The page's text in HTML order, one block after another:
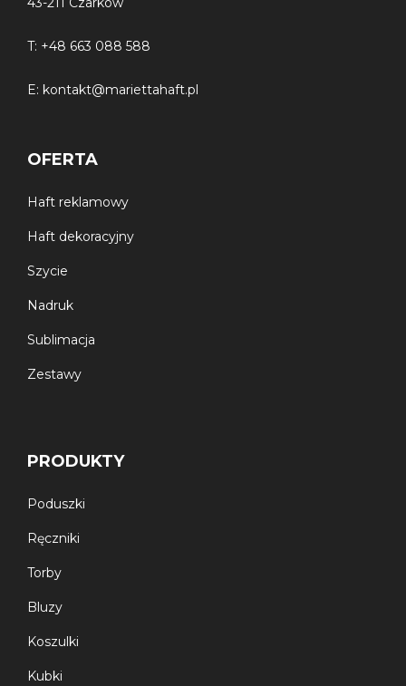
komputerowego. Ręczniki posiadają certyfikat OEKO-
14697:2007
T: +48 663 088 588
E: kontakt@mariettahaft.pl
OFERTA
Haft reklamowy
Haft dekoracyjny
Szycie
Nadruk
Sublimacja
Zestawy
PRODUKTY
Poduszki
Ręczniki
Torby
Bluzy
Koszulki
Kubki